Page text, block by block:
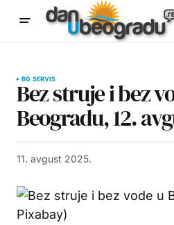
BG SERVIS
Bez struje i bez
Beogradu, 12.
11. avgust 2025.